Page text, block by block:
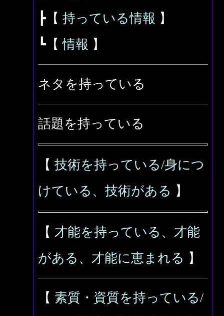
┣【 持っている情報 】
┗【情報 】
ネタを持っている
話題を持っている
【 技術を持っている/身につ
けている、技術がある 】
【 才能を持っている、才能
がある、才能に恵まれる 】
【 素質・資質を持っている/